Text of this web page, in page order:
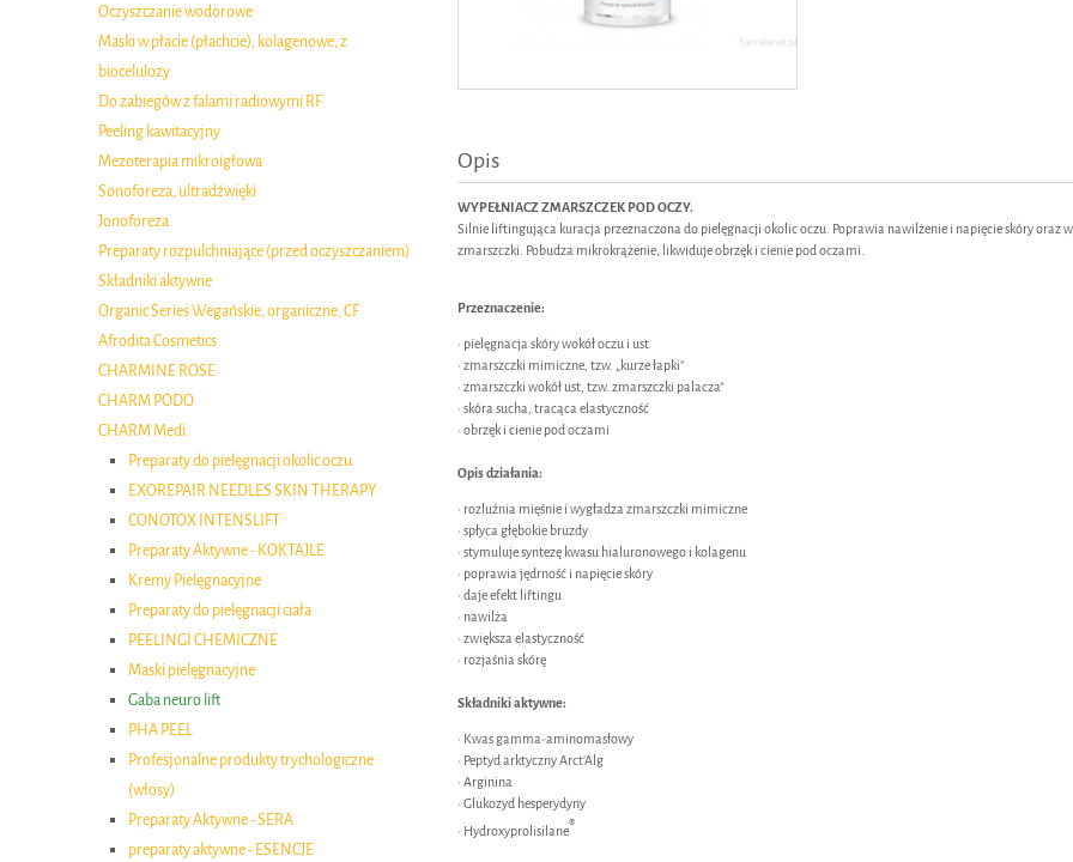
Oczyszczanie wodorowe
Maski w płacie (płachcie), kolagenowe, z
biocelulozy
Do zabiegów z falami radiowymi RF
Peeling kawitacyjny
Mezoterapia mikroigłowa
Sonoforeza, ultradźwięki
Jonoforeza
Preparaty rozpulchniające (przed oczyszczaniem)
Składniki aktywne
Organic Series Wegańskie, organiczne, CF
Afrodita Cosmetics
CHARMINE ROSE
CHARM PODO
CHARM Medi
Preparaty do pielęgnacji okolic oczu
EXOREPAIR NEEDLES SKIN THERAPY
CONOTOX INTENSLIFT
Preparaty Aktywne - KOKTAJLE
Kremy Pielęgnacyjne
Preparaty do pielęgnacji ciała
PEELINGI CHEMICZNE
Maski pielęgnacyjne
Gaba neuro lift
PHA PEEL
Profesjonalne produkty trychologiczne
(włosy)
Preparaty Aktywne - SERA
preparaty aktywne - ESENCJE
Opis
WYPEŁNIACZ ZMARSZCZEK POD OCZY.
Silnie liftingująca kuracja przeznaczona do pielęgnacji okolic oczu. Poprawia nawilżenie i napięcie skóry oraz
zmarszczki. Pobudza mikrokrążenie, likwiduje obrzęk i cienie pod oczami.
Przeznaczenie:
• pielęgnacja skóry wokół oczu i ust
• zmarszczki mimiczne, tzw. „kurze łapki”
• zmarszczki wokół ust, tzw. zmarszczki palacza”
• skóra sucha, tracąca elastyczność
• obrzęk i cienie pod oczami
Opis działania:
• rozluźnia mięśnie i wygładza zmarszczki mimiczne
• spłyca głębokie bruzdy
• stymuluje syntezę kwasu hialuronowego i kolagenu
• poprawia jędrność i napięcie skóry
• daje efekt liftingu
• nawilża
• zwiększa elastyczność
• rozjaśnia skórę
Składniki aktywne:
• Kwas gamma-aminomasłowy
• Peptyd arktyczny Arct’Alg
• Arginina
• Glukozyd hesperydyny
• Hydroxyprolisilane®